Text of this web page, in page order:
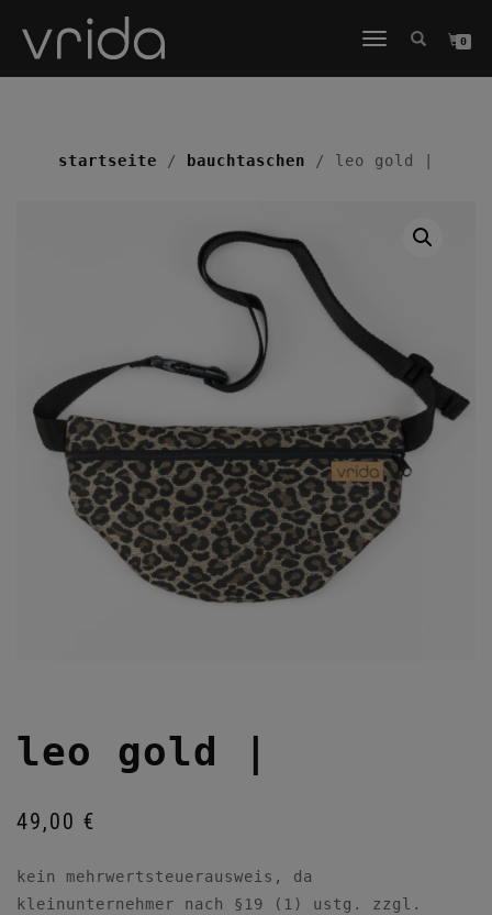
NAVIGATION
UMSCHALTEN
0
startseite / bauchtaschen / leo gold |
leo gold |
49,00 €
kein mehrwertsteuerausweis, da
kleinunternehmer nach §19 (1) ustg.
zzgl.